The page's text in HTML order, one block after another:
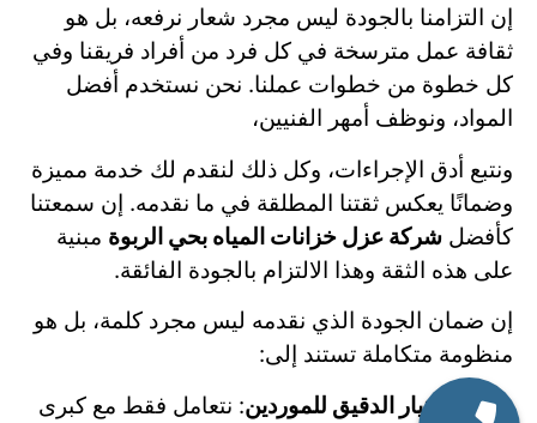
إن التزامنا بالجودة ليس مجرد شعار نرفعه، بل هو
ثقافة عمل مترسخة في كل فرد من أفراد فريقنا وفي
كل خطوة من خطوات عملنا. نحن نستخدم أفضل
المواد، ونوظف أمهر الفنيين،
ونتبع أدق الإجراءات، وكل ذلك لنقدم لك خدمة مميزة
وضمانًا يعكس ثقتنا المطلقة في ما نقدمه. إن سمعتنا
كأفضل شركة عزل خزانات المياه بحي الربوة مبنية
على هذه الثقة وهذا الالتزام بالجودة الفائقة.
إن ضمان الجودة الذي نقدمه ليس مجرد كلمة، بل هو
منظومة متكاملة تستند إلى:
الاختيار الدقيق للموردين: نتعامل فقط مع كبرى